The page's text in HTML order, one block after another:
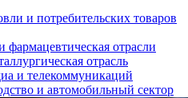
и потребительских товаров
фармацевтическая отрасли
отрасль
и телекоммуникаций
и автомобильный сектор